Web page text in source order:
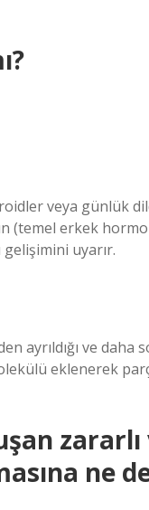
veya günlük
(temel erkek
uyarır.
ayrıldığı ve daha
eklenerek
zararlı
ne